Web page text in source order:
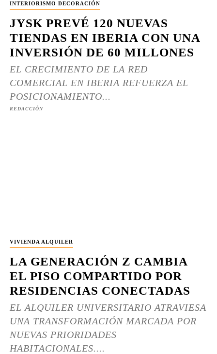
INTERIORISMO DECORACIÓN
JYSK PREVÉ 120 NUEVAS
TIENDAS EN IBERIA CON UNA
INVERSIÓN DE 60 MILLONES
EL CRECIMIENTO DE LA RED
COMERCIAL EN IBERIA REFUERZA EL
POSICIONAMIENTO...
REDACCIÓN
VIVIENDA ALQUILER
LA GENERACIÓN Z CAMBIA
EL PISO COMPARTIDO POR
RESIDENCIAS CONECTADAS
EL ALQUILER UNIVERSITARIO ATRAVIESA
UNA TRANSFORMACIÓN MARCADA POR
NUEVAS PRIORIDADES
HABITACIONALES....